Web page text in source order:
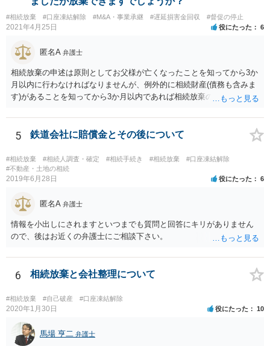
に葬儀費用を支出する経済力がなく、質素な葬儀を行った費用であれ
ば相続財産から支出しても単純承認と認められない可能性が高いの
で、相続放棄申述が受理される可能性も高いと思います。
#相続放棄 #口座凍結解除 #M&A・事業承継 #遅延損害金回収 #督促の停止
2021年4月25日 役にたった 6
匿名A 弁護士
相続放棄の申述は原則としてお父様が亡くなったことを知ってから3か
月以内に行わなければなりませんが、例外的に相続財産(債務も含みま
す)があることを知ってから3か月以内であれば相続放棄の申述が認め
したら、早急に家裁に行って相続放棄の申述をしたい旨告げて必要な
書類を提出されることをおすすめいたします。 なお、お父様の債務が
にあたっては、法テラスの無料相談等を利用して弁護士に相談するこ
とも十分考えられるかと存じます。また、ご記載いただいた事実関係
を拝見するかぎり、再婚相手のかたは既に相続放棄をされている可能
5 鉄道会社に賠償金とその後について
#相続放棄 #相続人調査・確定 #相続手続き #相続放棄
#口座凍結解除
#不動産・土地の相続
2019年6月28日 役にたった 6
匿名A 弁護士
情報を小出しにされますといつまでも質問と回答にキリがありません
ので、後はお近くの弁護士にご相談下さい。
6 相続放棄と会社整理について
#相続放棄 #自己破産 #口座凍結解除
2020年1月30日 役にたった 10
馬場 亨二 弁護士